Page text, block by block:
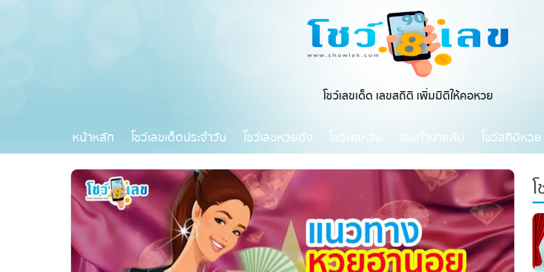
โชว์เลขเด็ด เลขสถิติ เพิ่มมิติให้คอหวย
หน้าหลัก โชว์เลขเด็ดประจำวัน โชว์เลขหวยดัง โชว์ผลหวย เลขทำนายฝัน โชว์สถิติหวย